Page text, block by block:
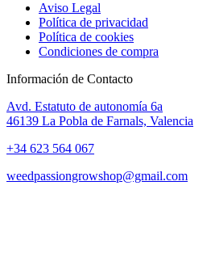
Aviso Legal
Política de privacidad
Política de cookies
Condiciones de compra
Información de Contacto
Avd. Estatuto de autonomía 6a
46139 La Pobla de Farnals, Valencia
+34 623 564 067
weedpassiongrowshop@gmail.com